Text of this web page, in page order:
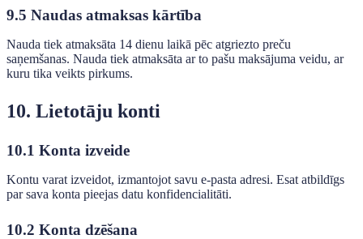
9.5 Naudas atmaksas kārtība
Nauda tiek atmaksāta 14 dienu laikā pēc atgriezto preču
saņemšanas. Nauda tiek atmaksāta ar to pašu maksājuma veidu, ar
kuru tika veikts pirkums.
10. Lietotāju konti
10.1 Konta izveide
Kontu varat izveidot, izmantojot savu e-pasta adresi. Esat atbildīgs
par sava konta pieejas datu konfidencialitāti.
10.2 Konta dzēšana